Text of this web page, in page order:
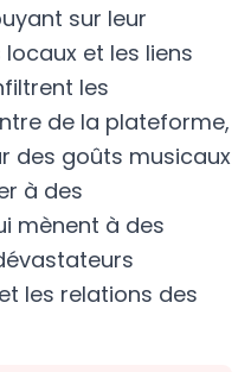
sur leur
et les liens
les
de la plateforme,
des goûts musicaux
à des
mènent à des
les relations des